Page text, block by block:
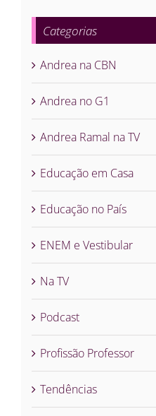
Categorias
Andrea na CBN
Andrea no G1
Andrea Ramal na TV
Educação em Casa
Educação no País
ENEM e Vestibular
Na TV
Podcast
Profissão Professor
Tendências